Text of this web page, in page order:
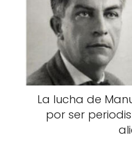
La lucha de
por ser